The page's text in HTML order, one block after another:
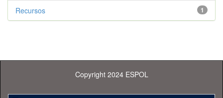
1
Recursos
Copyright 2024 ESPOL